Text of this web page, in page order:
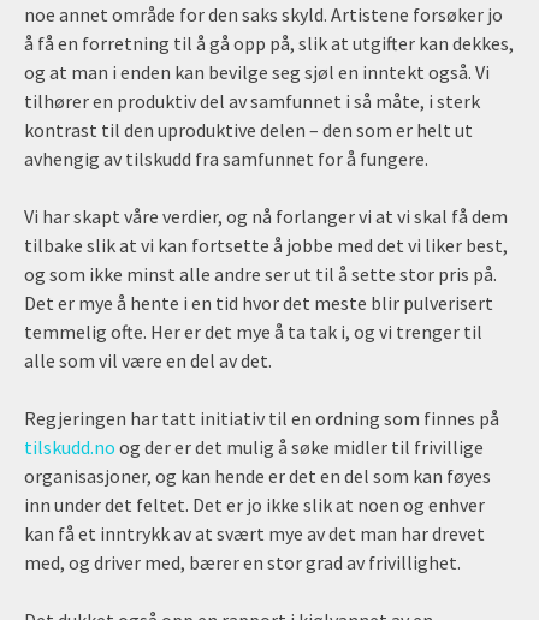
noe annet område for den saks skyld. Artistene forsøker jo
å få en forretning til å gå opp på, slik at utgifter kan dekkes,
og at man i enden kan bevilge seg sjøl en inntekt også. Vi
tilhører en produktiv del av samfunnet i så måte, i sterk
kontrast til den uproduktive delen – den som er helt ut
avhengig av tilskudd fra samfunnet for å fungere.
Vi har skapt våre verdier, og nå forlanger vi at vi skal få dem
tilbake slik at vi kan fortsette å jobbe med det vi liker best,
og som ikke minst alle andre ser ut til å sette stor pris på.
Det er mye å hente i en tid hvor det meste blir pulverisert
temmelig ofte. Her er det mye å ta tak i, og vi trenger til
alle som vil være en del av det.
Regjeringen har tatt initiativ til en ordning som finnes på
tilskudd.no og der er det mulig å søke midler til frivillige
organisasjoner, og kan hende er det en del som kan føyes
inn under det feltet. Det er jo ikke slik at noen og enhver
kan få et inntrykk av at svært mye av det man har drevet
med, og driver med, bærer en stor grad av frivillighet.